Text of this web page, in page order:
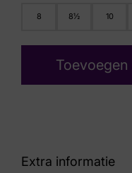
8 8½ 10
Extra informatie